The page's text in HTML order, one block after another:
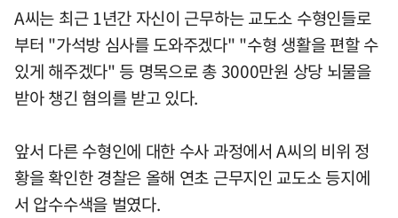
A씨는 최근 1년간 자신이 근무하는 교도소 수형인들로
부터 "가석방 심사를 도와주겠다" "수형 생활을 편할 수
있게 해주겠다" 등 명목으로 총 3000만원 상당 뇌물을
받아 챙긴 혐의를 받고 있다.
앞서 다른 수형인에 대한 수사 과정에서 A씨의 비위 정
황을 확인한 경찰은 올해 연초 근무지인 교도소 등지에
서 압수수색을 벌였다.